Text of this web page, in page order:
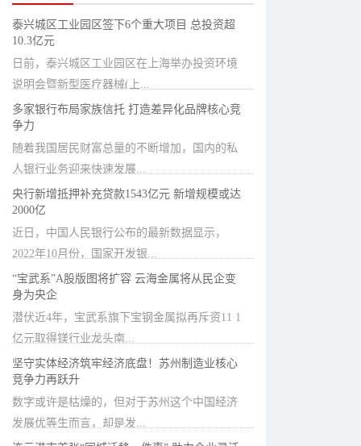
泰兴城区工业园区签下6个重大项目 总投资超
10.3亿元
日前，泰兴城区工业园区在上海举办投资环境
说明会暨新型医疗器械(上...
多家银行布局家族信托 打造差异化品牌核心竞
争力
随着我国居民财富总量的不断增加，国内的私
人银行业务迎来快速发展...
央行新增抵押补充贷款1543亿元 新增规模或达
2000亿
近日，中国人民银行公布的最新数据显示，
2022年10月份，国家开发银...
“宝武系”A股版图将扩容 云海金属将从民企变
身为央企
潜伏近4年，宝武系旗下宝钢金属拟再斥资11 1
亿元取得镁行业龙头南...
坚守实体经济筑牢经济底盘！苏州制造业核心
竞争力再跃升
数字或许是枯燥的，但对于苏州这个中国经济
发展优等生而言，却是发...